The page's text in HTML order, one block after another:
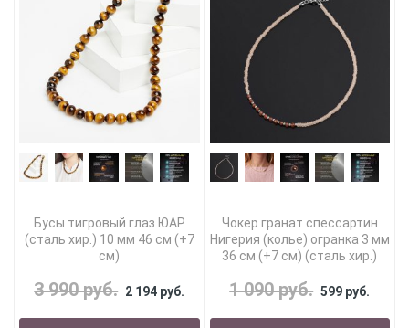
Бусы тигровый глаз ЮАР
(сталь хир.) 10 мм 46 см (+7
см)
3 990 руб. 2 194 руб.
Чокер гранат спессартин
Нигерия (колье) огранка 3 мм
36 см (+7 см) (сталь хир.)
1 090 руб. 599 руб.